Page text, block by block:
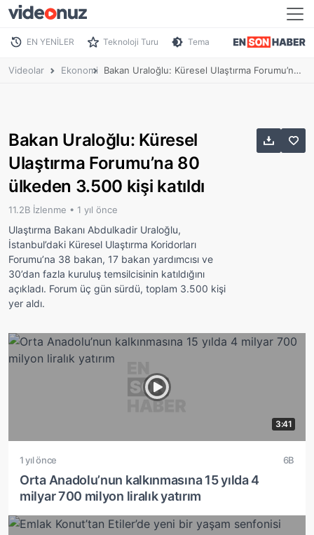
EN YENİLER Teknoloji Turu Tema
Videolar Ekonomi Bakan Uraloğlu: Küresel Ulaştırma Forumu’na 80 ülkeden 3.500 kişi katıldı
Bakan Uraloğlu: Küresel
Ulaştırma Forumu’na 80
ülkeden 3.500 kişi katıldı
11.2B İzlenme • 1 yıl önce
Ulaştırma Bakanı Abdulkadir Uraloğlu,
İstanbul’daki Küresel Ulaştırma Koridorları
Forumu’na 38 bakan, 17 bakan yardımcısı ve
30’dan fazla kuruluş temsilcisinin katıldığını
açıkladı. Forum üç gün sürdü, toplam 3.500 kişi
yer aldı.
3:41
1 yıl önce 6B
Orta Anadolu’nun kalkınmasına 15 yılda 4
milyar 700 milyon liralık yatırım